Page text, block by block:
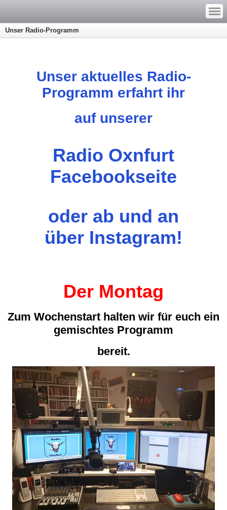
—
—
—
Unser Radio-Programm
Unser aktuelles Radio-
Programm erfahrt ihr
auf unserer
Radio Oxnfurt
Facebookseite
oder ab und an
über Instagram!
Der Montag
Zum Wochenstart halten wir für euch ein
gemischtes Programm
bereit.